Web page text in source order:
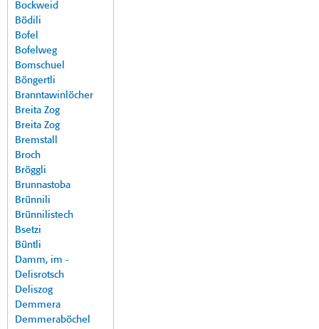
Bockweid
Bödili
Bofel
Bofelweg
Bomschuel
Böngertli
Branntawinlöcher
Breita Zog
Breita Zog
Bremstall
Broch
Bröggli
Brunnastoba
Brünnili
Brünnilistech
Bsetzi
Büntli
Damm, im -
Delisrotsch
Deliszog
Demmera
Demmeraböchel